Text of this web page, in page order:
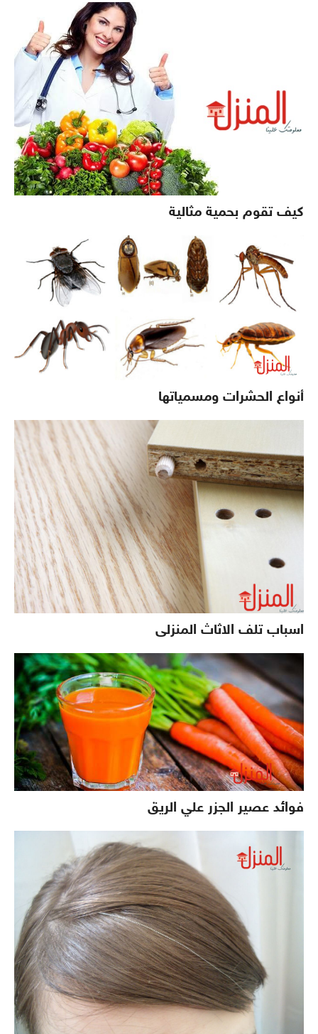
كيف تقوم بحمية مثالية
أنواع الحشرات ومسمياتها
اسباب تلف الاثاث المنزلى
فوائد عصير الجزر علي الريق